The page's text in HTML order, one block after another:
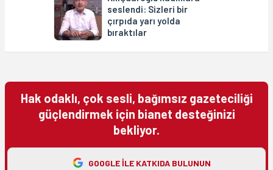
seslendi: Sizleri bir
çırpıda yarı yolda
bıraktılar
Hak odaklı, çok sesli, bağımsız gazeteciliği
güçlendirmek için bianet desteğinizi
bekliyor.
GOOGLE ILE KATKIDA BULUNUN